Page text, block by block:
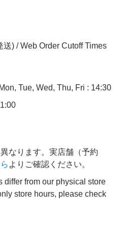
) / Web Order Cutoff Times
Tue, Wed, Thu, Fri : 14:30
なります。実店舗（予約
よりご確認ください。
differ from our physical store
store hours, please check